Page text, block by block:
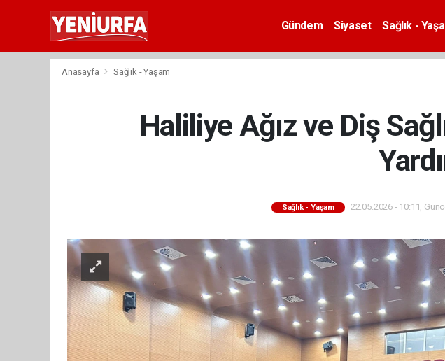
Gündem Siyaset Sağlık -
Anasayfa Sağlık - Yaşam
Haliliye Ağız ve Diş
Sağlık - Yaşam 22.05.2026 - 10:11,